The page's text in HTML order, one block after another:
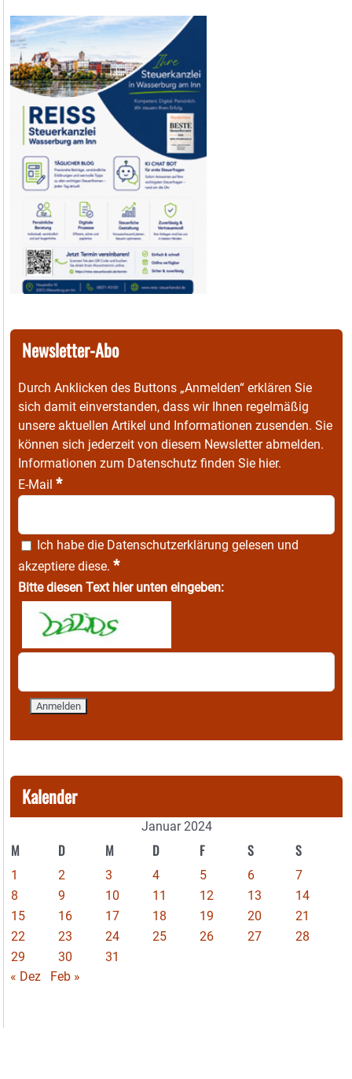
Newsletter-Abo
Durch Anklicken des Buttons „Anmelden“ erklären Sie
sich damit einverstanden, dass wir Ihnen regelmäßig
unsere aktuellen Artikel und Informationen zusenden. Sie
können sich jederzeit von diesem Newsletter abmelden.
Informationen zum Datenschutz finden Sie hier.
E-Mail *
Ich habe die Datenschutzerklärung gelesen und
akzeptiere diese. *
Bitte diesen Text hier unten eingeben:
Kalender
Januar 2024
M D M D F S S
1 2 3 4 5 6
7
8
9 10 11 12 13
14
15
16 17 18 19 20
21
22
23 24 25 26 27
28
29
30
31
« Dez
Feb »